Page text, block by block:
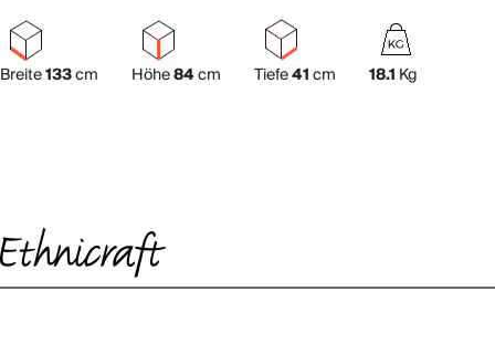
Breite133cm Höhe84cm Tiefe41cm 18.1 Kg